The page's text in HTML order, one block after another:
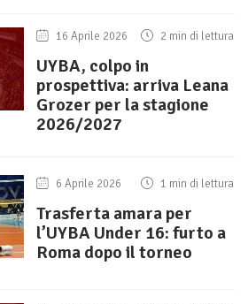
16 Aprile 2026 2 min di lettura
UYBA, colpo in
prospettiva: arriva Leana
Grozer per la stagione
2026/2027
6 Aprile 2026 1 min di lettura
Trasferta amara per
l’UYBA Under 16: furto a
Roma dopo il torneo